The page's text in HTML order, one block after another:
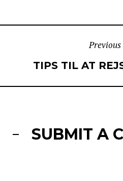
Previous
TIPS TIL AT
SUBMIT A